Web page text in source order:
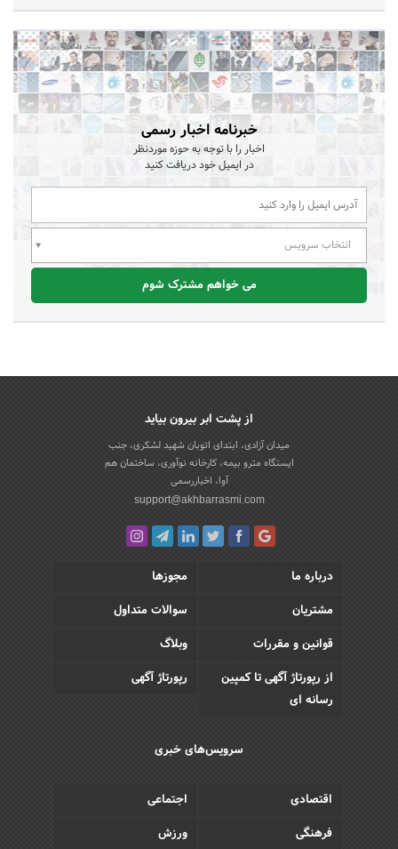
خبرنامه اخبار رسمی
اخبار را با توجه به حوزه موردنظر
در ایمیل خود دریافت کنید
انتخاب سرویس
می خواهم مشترک شوم
از پشت ابر بیرون بیاید
میدان آزادی، ابتدای اتوبان شهید لشکری، جنب
ایستگاه مترو بیمه، کارخانه نوآوری، ساختمان هم
آوا، اخباررسمی
support@akhbarrasmi.com
درباره ما
مجوزها
مشتریان
سوالات متداول
قوانین و مقررات
وبلاگ
از رپورتاژ آگهی تا کمپین
رسانه ای
رپورتاژ آگهی
سرویس‌های خبری
اقتصادی
اجتماعی
فرهنگی
ورزش